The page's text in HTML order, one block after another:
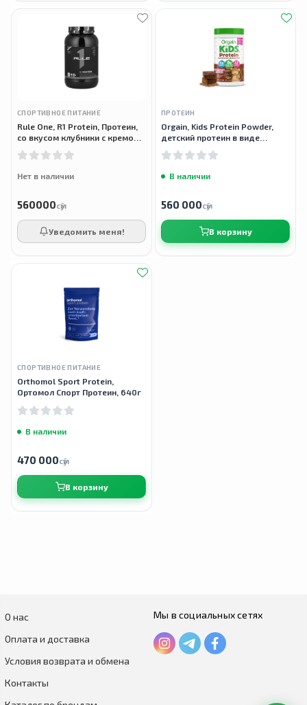
СПОРТИВНОЕ ПИТАНИЕ
Rule One, R1 Protein, Протеин,
со вкусом клубники с кремом,
900 г
Нет в наличии
560000сӯм
Уведомить меня!
ПРОТЕИН
Orgain, Kids Protein Powder,
детский протеин в виде
порошка, шоколад, 459 г
В наличии
560 000сӯм
В корзину
СПОРТИВНОЕ ПИТАНИЕ
Orthomol Sport Protein,
Ортомол Спорт Протеин, 640г
В наличии
470 000сӯм
В корзину
О нас
Оплата и доставка
Условия возврата и обмена
Контакты
Мы в социальных сетях